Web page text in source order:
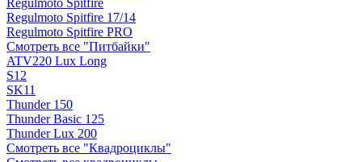
Regulmoto Spitfire
Regulmoto Spitfire 17/14
Regulmoto Spitfire PRO
Смотреть все "Питбайки"
ATV220 Lux Long
S12
SK11
Thunder 150
Thunder Basic 125
Thunder Lux 200
Смотреть все "Квадроциклы"